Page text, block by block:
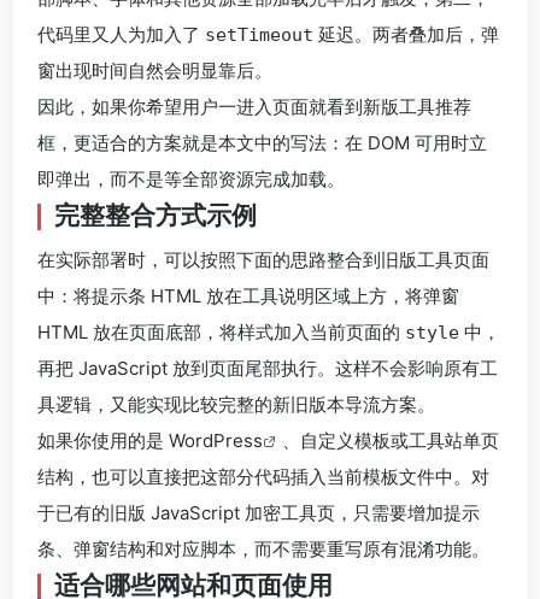
代码里又人为加入了 setTimeout 延迟。两者叠加后，弹
窗出现时间自然会明显靠后。
因此，如果你希望用户一进入页面就看到新版工具推荐
框，更适合的方案就是本文中的写法：在 DOM 可用时立
即弹出，而不是等全部资源完成加载。
完整整合方式示例
在实际部署时，可以按照下面的思路整合到旧版工具页面
中：将提示条 HTML 放在工具说明区域上方，将弹窗
HTML 放在页面底部，将样式加入当前页面的 style 中，
再把 JavaScript 放到页面尾部执行。这样不会影响原有工
具逻辑，又能实现比较完整的新旧版本导流方案。
如果你使用的是 WordPress
、自定义模板或工具站单页
结构，也可以直接把这部分代码插入当前模板文件中。对
于已有的旧版 JavaScript 加密工具页，只需要增加提示
条、弹窗结构和对应脚本，而不需要重写原有混淆功能。
适合哪些网站和页面使用